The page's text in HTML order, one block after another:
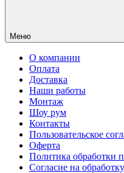
Меню
О компании
Оплата
Доставка
Наши работы
Монтаж
Шоу рум
Контакты
Пользовательское
Оферта
Политика обработки
Согласие на